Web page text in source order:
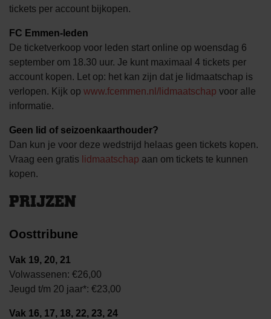
tickets per account bijkopen.
FC Emmen-leden
De ticketverkoop voor leden start online op woensdag 6
september om 18.30 uur. Je kunt maximaal 4 tickets per
account kopen. Let op: het kan zijn dat je lidmaatschap is
verlopen. Kijk op www.fcemmen.nl/lidmaatschap voor alle
informatie.
Geen lid of seizoenkaarthouder?
Dan kun je voor deze wedstrijd helaas geen tickets kopen.
Vraag een gratis lidmaatschap aan om tickets te kunnen
kopen.
PRIJZEN
Oosttribune
Vak 19, 20, 21
Volwassenen: €26,00
Jeugd t/m 20 jaar*: €23,00
Vak 16, 17, 18, 22, 23, 24